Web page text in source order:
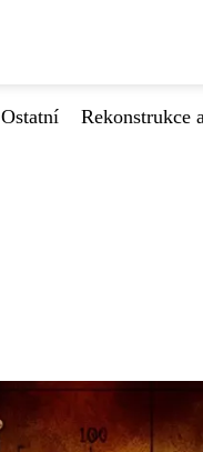
Ostatní Rekonstrukce